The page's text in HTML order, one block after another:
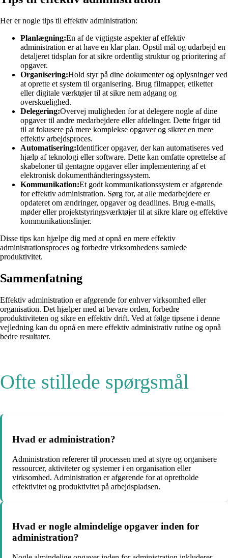
Her er nogle tips til effektiv administration:
Planlægning:En af de vigtigste aspekter af effektiv
administration er at have en klar plan. Opstil mål og udarbejd en
detaljeret tidsplan for at sikre ordentlig struktur og prioritering af
opgaver.
Organisering:Hold styr på dine dokumenter og oplysninger ved
at oprette et system til organisering. Brug filmapper, etiketter
eller digitale værktøjer til at sikre nem adgang og
overskuelighed.
Delegering:Overvej muligheden for at delegere nogle af dine
opgaver til andre medarbejdere eller afdelinger. Dette frigør tid
til at fokusere på mere komplekse opgaver og sikrer en mere
effektiv arbejdsproces.
Automatisering:Identificer opgaver, der kan automatiseres ved
hjælp af teknologi eller software. Dette kan omfatte oprettelse af
skabeloner til gentagne opgaver eller implementering af et
elektronisk dokumenthåndteringssystem.
Kommunikation:Et godt kommunikationssystem er afgørende
for effektiv administration. Sørg for, at alle medarbejdere er
opdateret om ændringer, opgaver og deadlines. Brug e-mails,
møder eller projektstyringsværktøjer til at sikre klare og effektive
kommunikationslinjer.
Disse tips kan hjælpe dig med at opnå en mere effektiv
administrationsproces og forbedre virksomhedens samlede
produktivitet.
Sammenfatning
Effektiv administration er afgørende for enhver virksomhed eller
organisation. Det hjælper med at bevare orden, forbedre
produktiviteten og sikre en effektiv drift. Ved at følge tipsene i denne
vejledning kan du opnå en mere effektiv administrativ rutine og opnå
bedre resultater.
Ofte stillede spørgsmål
Hvad er administration?
Administration refererer til processen med at styre og organisere
ressourcer, aktiviteter og systemer i en organisation eller
virksomhed. Administration er afgørende for at opretholde
effektivitet og produktivitet på arbejdspladsen.
Hvad er nogle almindelige opgaver inden for
administration?